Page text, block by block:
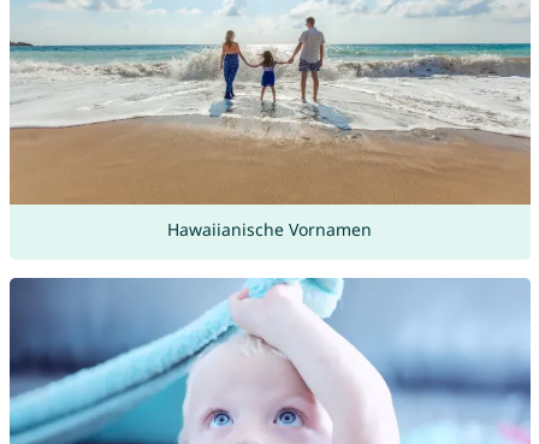
Hawaiianische Vornamen